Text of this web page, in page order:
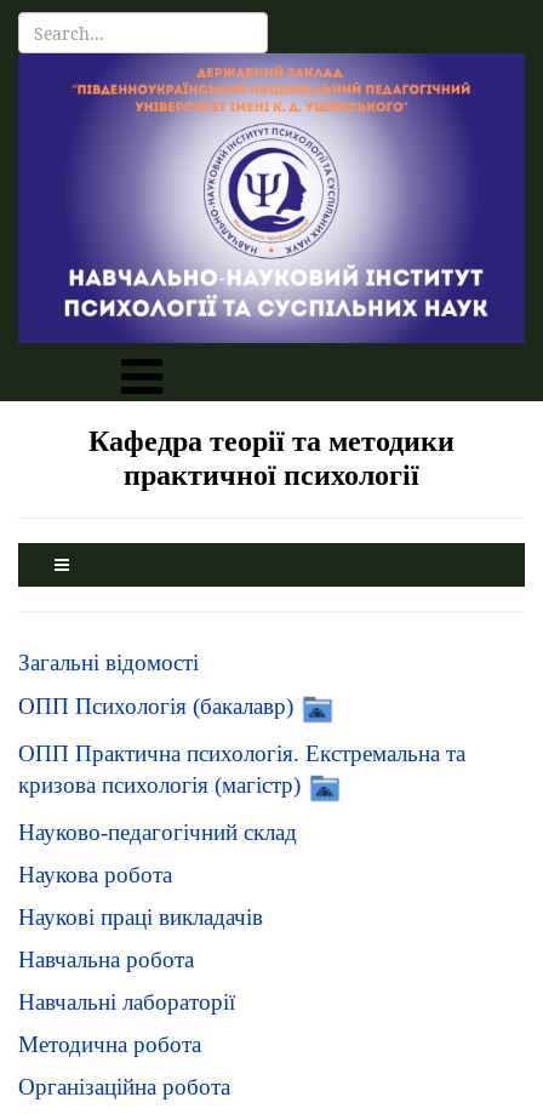
Кафедра теорії та методики
практичної психології
Загальні відомості
ОПП Психологія (бакалавр)
ОПП Практична психологія. Екстремальна та
кризова психологія (магістр)
Науково-педагогічний склад
Наукова робота
Наукові праці викладачів
Навчальна робота
Навчальні лабораторії
Методична робота
Організаційна робота